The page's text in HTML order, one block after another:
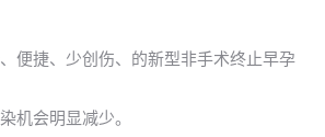
便捷、少创伤、的新型非手术终止早孕
机会明显减少。